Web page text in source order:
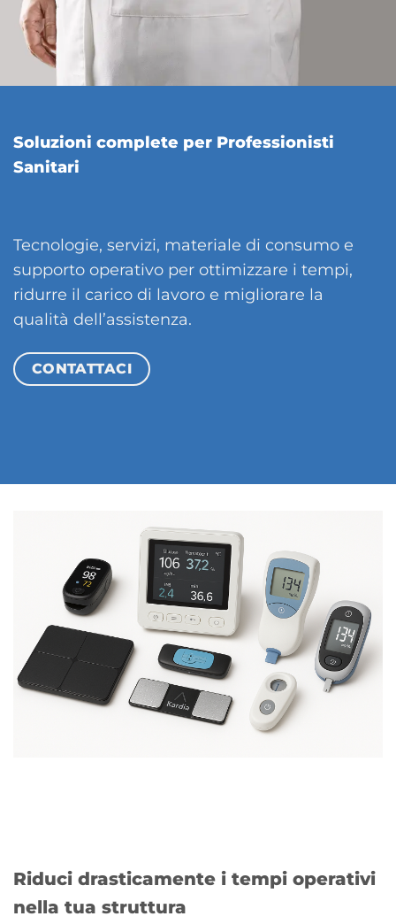
Soluzioni complete per Professionisti
Sanitari
Tecnologie, servizi, materiale di consumo e
supporto operativo per ottimizzare i tempi,
ridurre il carico di lavoro e migliorare la
qualità dell’assistenza.
CONTATTACI
Riduci drasticamente i tempi operativi
nella tua struttura